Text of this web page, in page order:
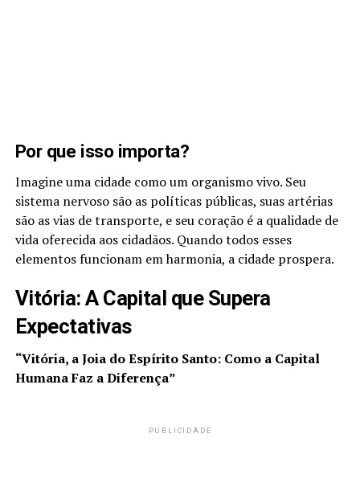
Por que isso importa?
Imagine uma cidade como um organismo vivo. Seu
sistema nervoso são as políticas públicas, suas artérias
são as vias de transporte, e seu coração é a qualidade de
vida oferecida aos cidadãos. Quando todos esses
elementos funcionam em harmonia, a cidade prospera.
Vitória: A Capital que Supera
Expectativas
“Vitória, a Joia do Espírito Santo: Como a Capital
Humana Faz a Diferença”
PUBLICIDADE